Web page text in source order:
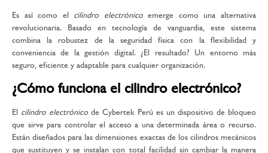
Es así como el cilindro electrónicoemerge como una alternativa
revolucionaria. Basado en tecnología de vanguardia, este sistema
combina la robustez de la seguridad física con la flexibilidad y
conveniencia de la gestión digital. ¿El resultado? Un entorno más
seguro, eficiente y adaptable para cualquier organización.
¿Cómo funciona el cilindro electrónico?
El cilindro electrónico de Cybertek Perú es un dispositivo de bloqueo
que sirve para controlar el acceso a una determinada área o recurso.
Están diseñados para las dimensiones exactas de los cilindros mecánicos
que sustituyen y se instalan con total facilidad sin cambiar la manera